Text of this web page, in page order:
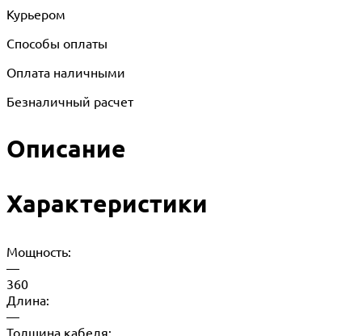
Курьером
Способы оплаты
Оплата наличными
Безналичный расчет
Описание
Характеристики
Мощность:
—
360
Длина:
—
Толщина кабеля: